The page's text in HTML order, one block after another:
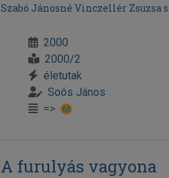
Szabó Jánosné Vinczellér
2000
2000/2
életutak
Soós János
=>
A furulyás vagyona